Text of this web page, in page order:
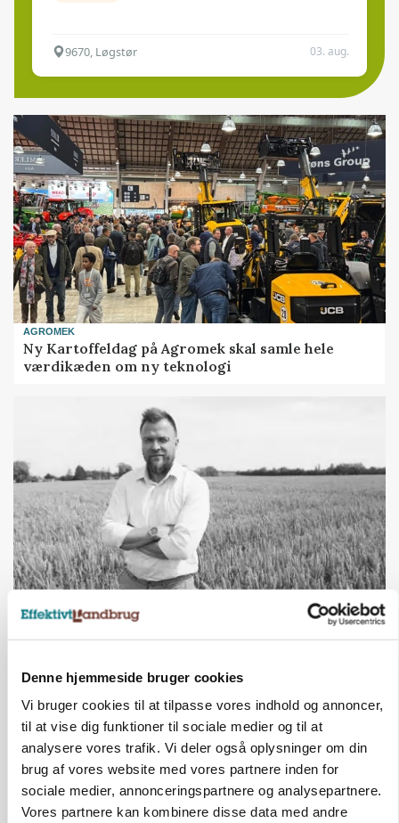
Denne hjemmeside bruger cookies
Vi bruger cookies til at tilpasse vores indhold og annoncer,
til at vise dig funktioner til sociale medier og til at
analysere vores trafik. Vi deler også oplysninger om din
brug af vores website med vores partnere inden for
sociale medier, annonceringspartnere og analysepartnere.
Vores partnere kan kombinere disse data med andre
9670, Løgstør 03. aug.
AGROMEK
Ny Kartoffeldag på Agromek skal samle hele
værdikæden om ny teknologi
LEDER
HØST-TOUR